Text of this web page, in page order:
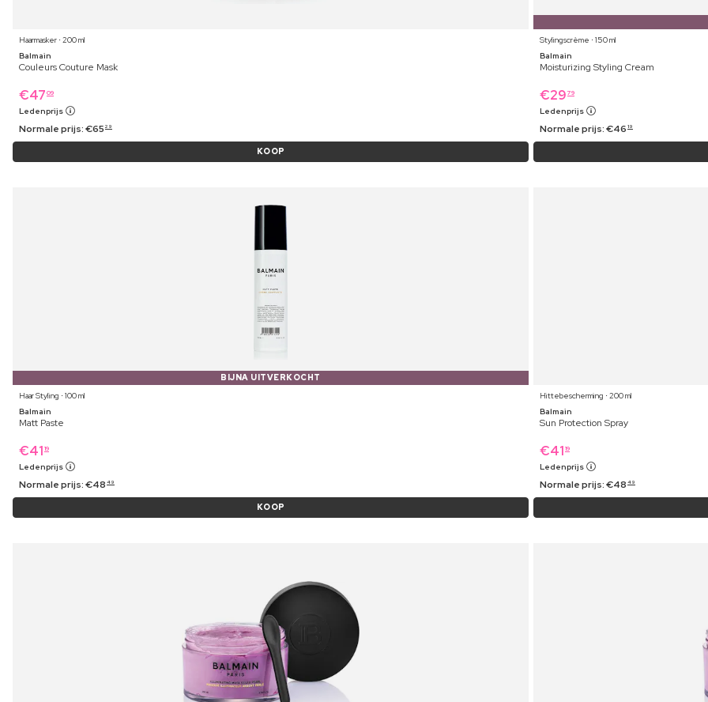
Haarmasker ⋅ 200 ml
Balmain
Couleurs Couture Mask
€47 09
Ledenprijs
Normale prijs:€65 29
KOOP
Stylingscrème ⋅ 150 ml
Balmain
Moisturizing Styling Cream
€29 79
Ledenprijs
Normale prijs:€46 19
BIJNA UITVERKOCHT
Haar Styling ⋅ 100 ml
Balmain
Matt Paste
€41 19
Ledenprijs
Normale prijs:€48 49
KOOP
Hittebescherming ⋅ 200 ml
Balmain
Sun Protection Spray
€41 19
Ledenprijs
Normale prijs:€48 49